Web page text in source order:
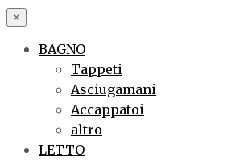
×
BAGNO
Tappeti
Asciugamani
Accappatoi
altro
LETTO